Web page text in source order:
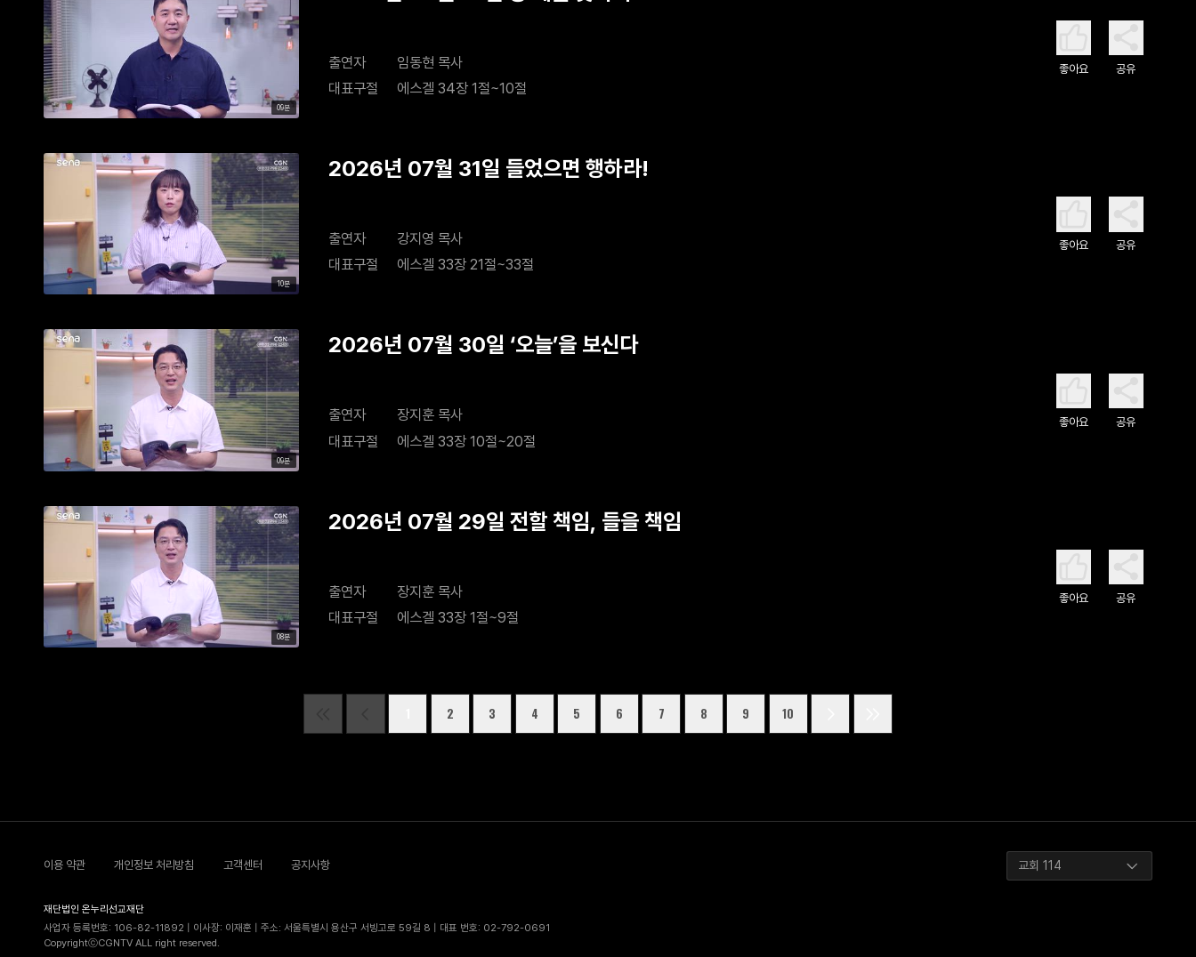
09분
출연자
임동현 목사
대표구절
에스겔 34장 1절~10절
좋아요 공유
10분
2026년 07월 31일 들었으면 행하라!
출연자
강지영 목사
대표구절
에스겔 33장 21절~33절
좋아요 공유
09분
2026년 07월 30일 ‘오늘’을 보신다
출연자
장지훈 목사
대표구절
에스겔 33장 10절~20절
좋아요 공유
08분
2026년 07월 29일 전할 책임, 들을 책임
출연자
장지훈 목사
대표구절
에스겔 33장 1절~9절
좋아요 공유
2 3 4 5 6 7 8 9 10
이용 약관 개인정보 처리방침 고객센터 공지사항 교회 114
재단법인 온누리선교재단
사업자 등록번호: 106-82-11892 | 이사장: 이재훈 | 주소: 서울특별시 용산구 서빙고로 59길 8 | 대표 번호: 02-792-0691
CopyrightⓒCGNTV ALL right reserved.